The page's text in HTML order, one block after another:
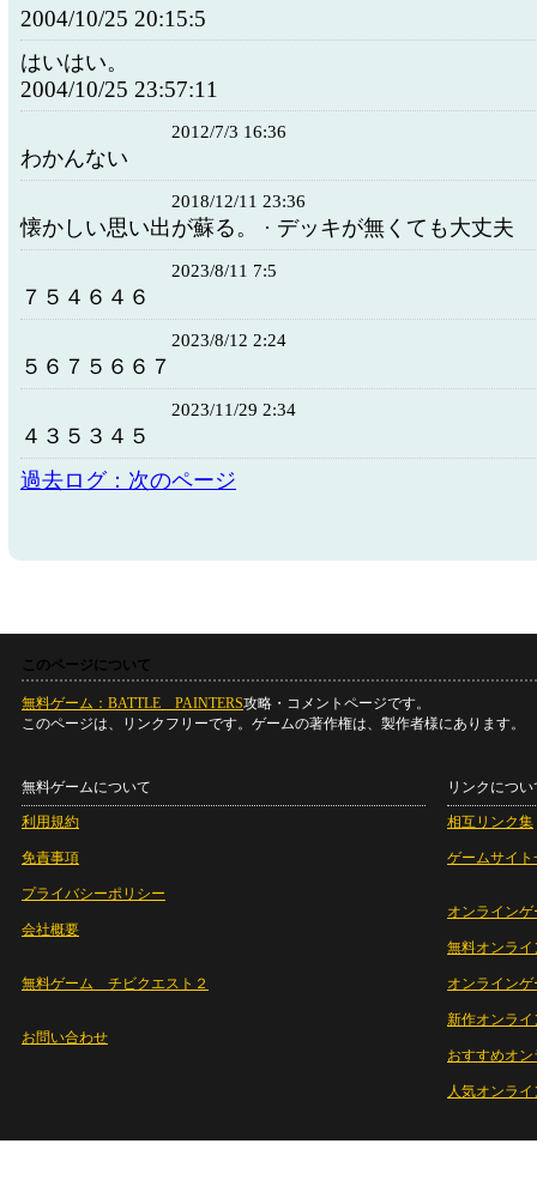
2004/10/25 20:15:5
はいはい。
2004/10/25 23:57:11
2012/7/3 16:36
わかんない
2018/12/11 23:36
懐かしい思い出が蘇る。 · デッキが無くても大丈夫
2023/8/11 7:5
７５４６４６
2023/8/12 2:24
５６７５６６７
2023/11/29 2:34
４３５３４５
過去ログ：次のページ
このページについて
無料ゲーム：BATTLE PAINTERS攻略・コメントページです。
このページは、リンクフリーです。ゲームの著作権は、製作者様にあります。
無料ゲームについて
利用規約
免責事項
プライバシーポリシー
会社概要
無料ゲーム チビクエスト２
お問い合わせ
リンクについ
相互リンク集
ゲームサイト
オンラインゲ
無料オンライ
オンライン
新作オンライ
おすすめオ
人気オンラ